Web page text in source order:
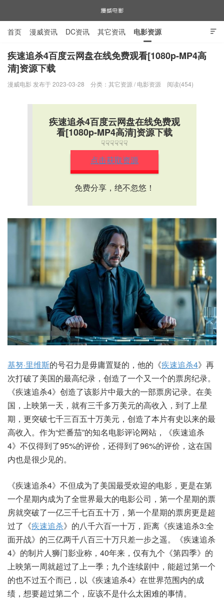
漫威电影

首页 漫威资讯 DC资讯 其它资讯 电影资源
电视剧资源 漫威图片
疾速追杀4百度云网盘在线免费观看[1080p-MP4高
清]资源下载
漫威电影 发布于 2023-03-28 分类： 其它资源 / 电影资源 阅读(454)
疾速追杀4百度云网盘在线免费观
看[1080p-MP4高清]资源下载
☟☟☟☟☟☟
点击获取资源
免费分享，绝不忽悠！
基努·里维斯的号召力是毋庸置疑的，他的《疾速追杀4》再
次打破了美国的最高纪录，创造了一个又一个的票房纪录。
《疾速追杀4》创造了该影片中最大的一部票房记录。在美
国，上映第一天，就有三千多万美元的高收入，到了上星
期，更突破七千三百五十万美元，创造了本片有史以来的最
高收入。作为“烂番茄”的知名电影评论网站，《疾速追杀
4》不仅得到了95%的评价，还得到了96%的评价，这在国
内也是很少见的。
《疾速追杀4》不但成为了美国最受欢迎的电影，更是在第
一个星期内成为了全世界最大的电影公司，第一个星期的票
房就突破了一亿三千七百五十万，第一个星期的票房更是超
过了《疾速追杀》的八千六百一十万，距离《疾速追杀3:全
面开战》的三亿两千八百三十万只差一步之遥。《疾速追杀
4》的制片人狮门影业称，40年来，仅有九个《第四季》的
上映第一周就超过了上一季；九个连续剧中，能超过第一个
的也不过五个而已，以《疾速追杀4》在世界范围内的成
绩，想要超过第二个，应该不是什么太困难的事情。